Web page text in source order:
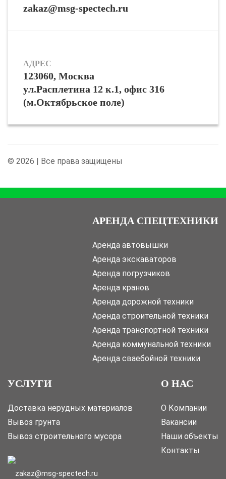
zakaz@msg-spectech.ru
АДРЕС
123060, Москва
ул.Расплетина 12 к.1, офис 316
(м.Октябрьское поле)
© 2026 | Все права защищены
АРЕНДА СПЕЦТЕХНИКИ
Аренда автовышки
Аренда экскаваторов
Аренда погрузчиков
Аренда кранов
Аренда дорожной техники
Аренда строительной техники
Аренда транспортной техники
Аренда коммунальной техники
Аренда сваебойной техники
УСЛУГИ
Доставка нерудных материалов
Вывоз грунта
Вывоз строительного мусора
О НАС
О Компании
Вакансии
Наши объекты
Контакты
zakaz@msg-spectech.ru